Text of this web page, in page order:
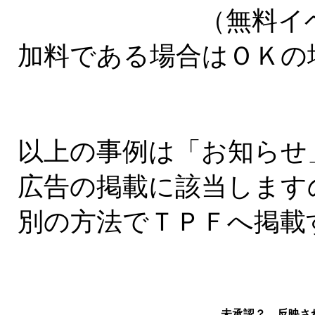
（無料イベント
加料である場合はＯＫ
以上の事例は「お知ら
広告の掲載に該当しま
別の方法でＴＰＦへ掲